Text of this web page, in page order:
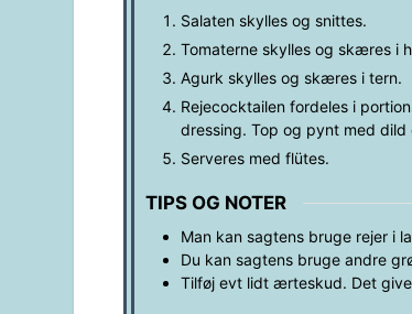
Salaten skylles og snittes.
Tomaterne skylles og skæres i
Agurk skylles og skæres i tern.
Rejecocktailen fordeles i
dressing. Top og pynt med dild
Serveres med flütes.
TIPS OG NOTER
Man kan sagtens bruge rejer i
Du kan sagtens bruge andre
Tilføj evt lidt ærteskud. Det